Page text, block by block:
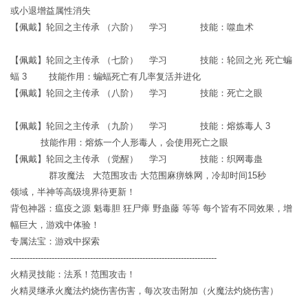
或小退增益属性消失
【佩戴】轮回之主传承 （六阶） 学习 技能：噬血术
【佩戴】轮回之主传承 （七阶） 学习 技能：轮回之光 死亡蝙
蝠 3 技能作用：蝙蝠死亡有几率复活并进化
【佩戴】轮回之主传承 （八阶） 学习 技能：死亡之眼
【佩戴】轮回之主传承 （九阶） 学习 技能：熔炼毒人 3
技能作用：熔炼一个人形毒人，会使用死亡之眼
【佩戴】轮回之主传承 （觉醒） 学习 技能：织网毒蛊
群攻魔法 大范围攻击 大范围麻痹蛛网，冷却时间15秒
领域，半神等高级境界待更新！
背包神器：瘟疫之源 魁毒胆 狂尸瘴 野蛊藤 等等 每个皆有不同效果，增
幅巨大，游戏中体验！
专属法宝：游戏中探索
---------------------------------------------------------------------------
火精灵技能：法系！范围攻击！
火精灵继承火魔法灼烧伤害伤害，每次攻击附加（火魔法灼烧伤害）